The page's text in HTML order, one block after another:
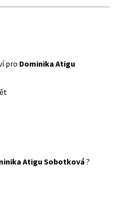
pro Dominika Atigu
Atigu Sobotková?